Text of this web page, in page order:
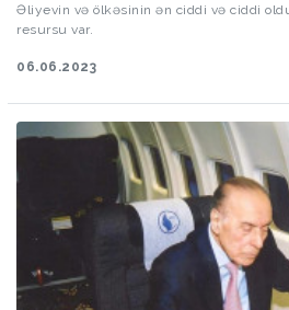
Əliyevin və ölkəsinin ən ciddi və ciddi
resursu var.
06.06.2023